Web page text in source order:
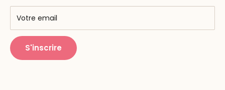
Centres de formation
Public Montessori
Votre email
S'inscrire